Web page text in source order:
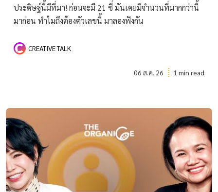
ประดิษฐ์นี้มีที่มา! ก่อนจะมี 21 ซี่ มันเคยมีจำนวนที่มากกว่านี้
มาก่อน ทำไมถึงต้องตัวเลขนี้ มาลองฟังกัน
CREATIVE TALK
06 ส.ค. 26 1 min read